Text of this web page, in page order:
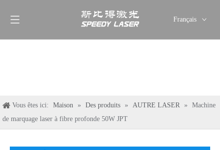
Français
Deutsch
Vous êtes ici: Maison » Des produits » AUTRE LASER »
Machine
de marquage laser à fibre profonde 50W JPT